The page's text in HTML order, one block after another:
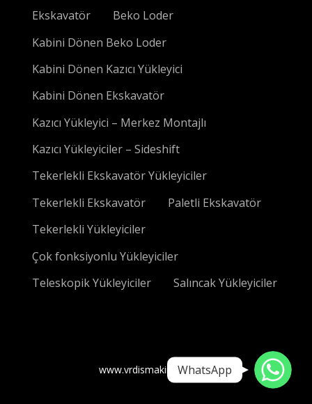
Ekskavatör
Beko Loder
Kabini Dönen Beko Loder
Kabini Dönen Kazıcı Yükleyici
Kabini Dönen Ekskavatör
Kazıcı Yükleyici – Merkez Montajlı
Kazıcı Yükleyiciler – Sideshift
Tekerlekli Ekskavatör Yükleyiciler
Tekerlekli Ekskavatör
Paletli Ekskavatör
Tekerlekli Yükleyiciler
Çok fonksiyonlu Yükleyiciler
Teleskopik Yükleyiciler
Salıncak Yükleyiciler
www.vrdismakineleri.com
WhatsApp
WhatsApp